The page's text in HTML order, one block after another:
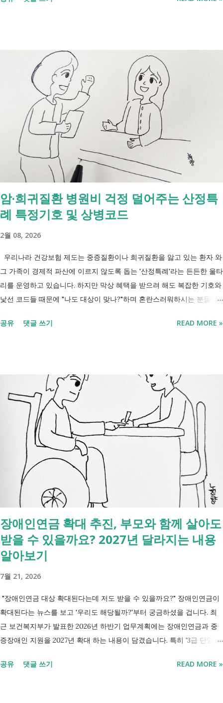
지 혜택은 신청 시기와 기준을 미리 알고 준비하는 것이 도움이 됩니다.
나의 나이가 어떻게 되는지 먼저 확인하세요. 참고로 행정과 계약 등 대
부분의 제도는 만나이를 기준 으로 적용됩니다. 구분 나이 만 나이(생일
전) 63세 만 나이(생일 후) 64세 연 나이 64세 한국식 나이(관습) 65세 2.
1962년생이 지금부터 확인해야 할 일정은? 1962년생은 현재 법정 정년인
만 60세를 지난 연령대입니다. 이제는 정년 자체보다 앞으로의 연금과 복
지 일정을 미리 확인하는 것이 더 중요합니다. 아래 일정표를 참고하면
앞으로 언제 어떤 제도를 준비해야 하는지 한눈에 확인할 수 있습니다.
시기 확인할 내용 만 63세 국민연금 수급 가능 여부 확인 만 65세 기초연
금 신청, 노인복지 혜택 확인 이후 건강검진, 지자체 노인 지원사업 점검
3. 국민연금은 언제부터 받을 수 있을까요? 1962년생은 만 63세부터 노령
연금을 받을 수 있는 대상입니다. 출생연도 노령연금 수급 개시 연령
1961~1964년생 만 63세 다만 개인의 가입기간과 신청 시기에 따라 실제
금 제도를 선택할 수도 있습니다. [노령연금 관련 바로가기] - 국민연금
출생년도별 납입 기한, 노령연금 현명...
암·희귀질환 병원비 걱정 덜어주는 산정특
례 특정기호 및 상병코드
2월 08, 2026
우리나라 건강보험 제도는 중증질환이나 희귀질환을 앓고 있는 환자 와
그 가족이 경제적 파산에 이르지 않도록 돕는 '산정특례'라는 든든한 울타
리를 운영하고 있습니다. 하지만 막상 혜택을 받으려 해도 복잡한 기호와
낯선 코드들 때문에 "나도 대상이 맞나?"하며 혼란스러워하시는 분들이
닙니다. 여러분의 병원비를 90%에서 최대 95%까지 국가가 대신 부담해
건복지부 고시 개정에 따라 추가되거나 변경될 수 있습니다. 이번 글은
2026년 기준 최신 산정특례 특정기호(V코드)를 반영해 정리 했습니다. 다
음과 같은 내용을 한 번에 확인할 수 있습니다. - 암·희귀질환 산정특례 V
코드 - 뇌혈관질환·심장질환 산정특례 - 중증화상·중증외상 적용 코드 -
장기이식 및 혈액투석 등 특례 대상 - 치매·극희귀질환·상세불명 희귀질
환 신규 적용 코드 - 임신·난임·아동 진료 등 F코드 대상 병원에서 진료를
받은 뒤 진료비 계산서나 건강보험 산정내역에 표시된 V코드를 확인하면
현재 어떤 산정특례가 적용되고 있는지 쉽게 확인할 수 있습니다. 아래
표에서 본인의 질환명이나 특정기호를 찾아보시기 바랍니다. 암·희귀질
환 산정특례 특정기호 및 상병코드 Ⅰ. 「본인일부부담금 산정특례에 관
한 기준」 제1조 관련 특정기호 코드 구분 대상 특정기호 1 미등록암환자
가 해당상병(C00～C97, D00～D09, D32～D33, D37～D48)으로 진료를
받은 당일 V027 Ⅱ. 「본인일부부담금 산정특례에 관한 기준」 제2조 관
련 특정기호 코드 구분 대상 특...
공유 댓글 쓰기 READ MORE »
장애인연금 확대 추진, 부모와 함께 살아도
받을 수 있을까요? 2027년 달라지는 내용
알아보기
7월 21, 2026
"장애인연금 대상 확대된다는데 저도 받을 수 있을까요?" 장애인연금이
확대된다는 뉴스를 보고 '우리도 해당될까?'부터 궁금하셨을 겁니다. 최
근 보건복지부가 발표한 2026년 하반기 업무계획에는 장애인연금과 중
증장애인 지원을 2027년 확대 하는 내용이 담겼습니다. 특히 '3급 단일장
포함되면서 많은 분들이 관심을 갖고 있습니다. 이번 글에서는 장애인과
공유 댓글 쓰기 READ MORE »